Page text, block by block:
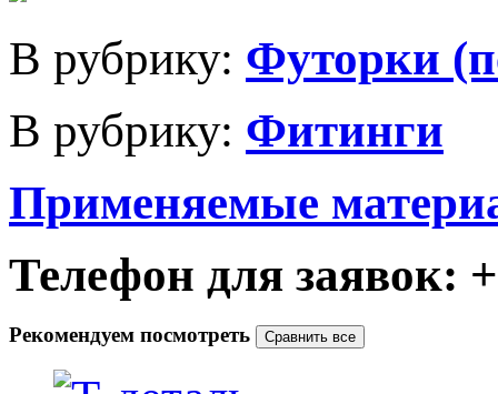
В рубрику: Футорки
В рубрику: Фитинги
Применяемые
Телефон для заявок:
Рекомендуем посмотреть